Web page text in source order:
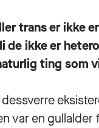
trans er ikke
de ikke er
ting som
var en